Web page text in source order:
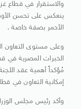
والاستقرار في قطاع
ينعكس على تحسن
الأحمر بصفة خاصة .
وعلى مستوى التعاون
الخبرات المصرية في
مُؤكداً أهمية عقد
إمكانية التعاون في
وأكد رئيس مجلس